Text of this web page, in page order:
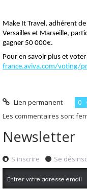
Make It Travel, adhérent
Versailles et Marseille,
gagner 50 000€.
Pour en savoir plus et
france.aviva.com/voting/
Lien permanent
0
Les commentaires sont
Newsletter
S'inscrire Se